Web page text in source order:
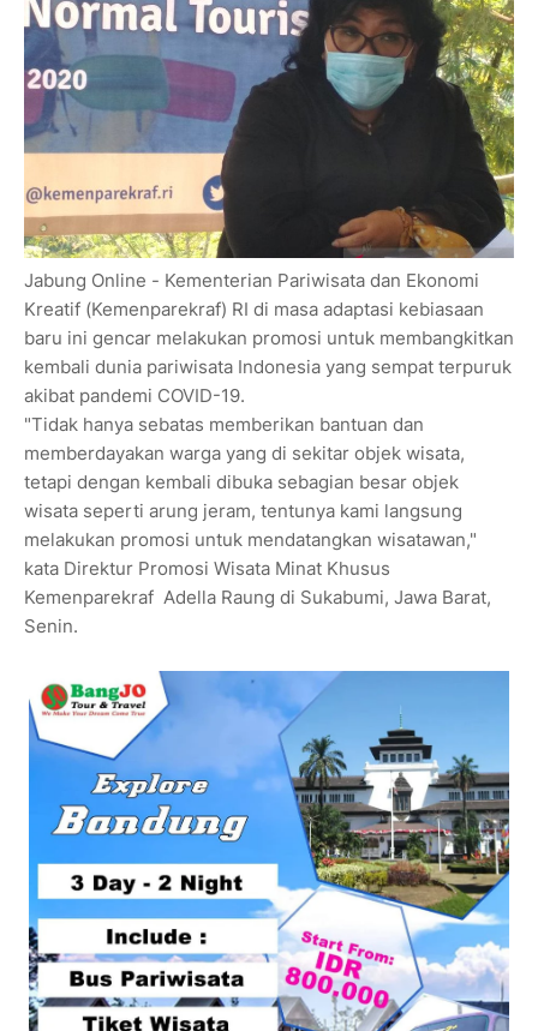
Jabung Online - Kementerian Pariwisata dan Ekonomi
Kreatif (Kemenparekraf) RI di masa adaptasi kebiasaan
baru ini gencar melakukan promosi untuk membangkitkan
kembali dunia pariwisata Indonesia yang sempat terpuruk
akibat pandemi COVID-19.
"Tidak hanya sebatas memberikan bantuan dan
memberdayakan warga yang di sekitar objek wisata,
tetapi dengan kembali dibuka sebagian besar objek
wisata seperti arung jeram, tentunya kami langsung
melakukan promosi untuk mendatangkan wisatawan,"
kata Direktur Promosi Wisata Minat Khusus
Kemenparekraf Adella Raung di Sukabumi, Jawa Barat,
Senin.